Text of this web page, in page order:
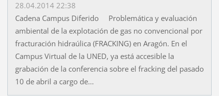
28.04.2014 22:38
Cadena Campus Diferido Problemática y evaluación
ambiental de la explotación de gas no convencional por
fracturación hidraúlica (FRACKING) en Aragón. En el
Campus Virtual de la UNED, ya está accesible la
grabación de la conferencia sobre el fracking del pasado
10 de abril a cargo de...